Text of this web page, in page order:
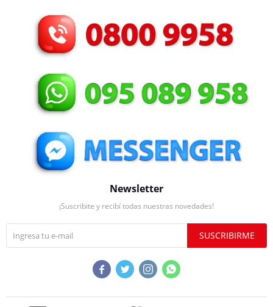
Newsletter
¡Suscribite y recibí todas nuestras novedades!
SUSCRIBIRME
   